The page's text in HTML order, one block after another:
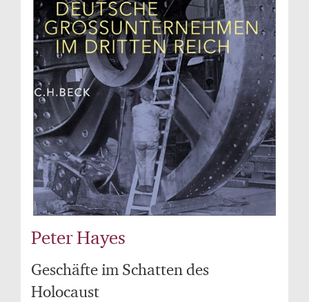
Peter Hayes
Geschäfte im Schatten des
Holocaust